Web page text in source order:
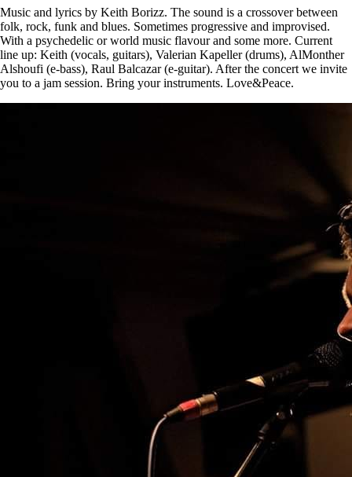
Music and lyrics by Keith Borizz. The sound is a crossover between
folk, rock, funk and blues. Sometimes progressive and improvised.
With a psychedelic or world music flavour and some more. Current
line up: Keith (vocals, guitars), Valerian Kapeller (drums), AlMonther
Alshoufi (e-bass), Raul Balcazar (e-guitar). After the concert we invite
you to a jam session. Bring your instruments. Love&Peace.